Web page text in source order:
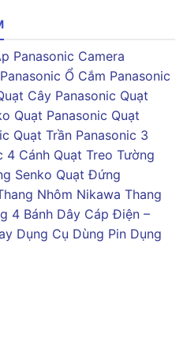
Panasonic Camera
Ổ Cắm Panasonic
Cây Panasonic Quạt
Quạt Panasonic Quạt
Quạt Trần Panasonic 3
4 Cánh Quạt Treo Tường
Senko Quạt Đứng
Nhôm Nikawa Thang
4 Bánh Dây Cáp Điện –
Dụng Cụ Dùng Pin Dụng